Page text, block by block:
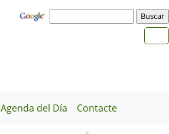
Agenda del Día Contacte